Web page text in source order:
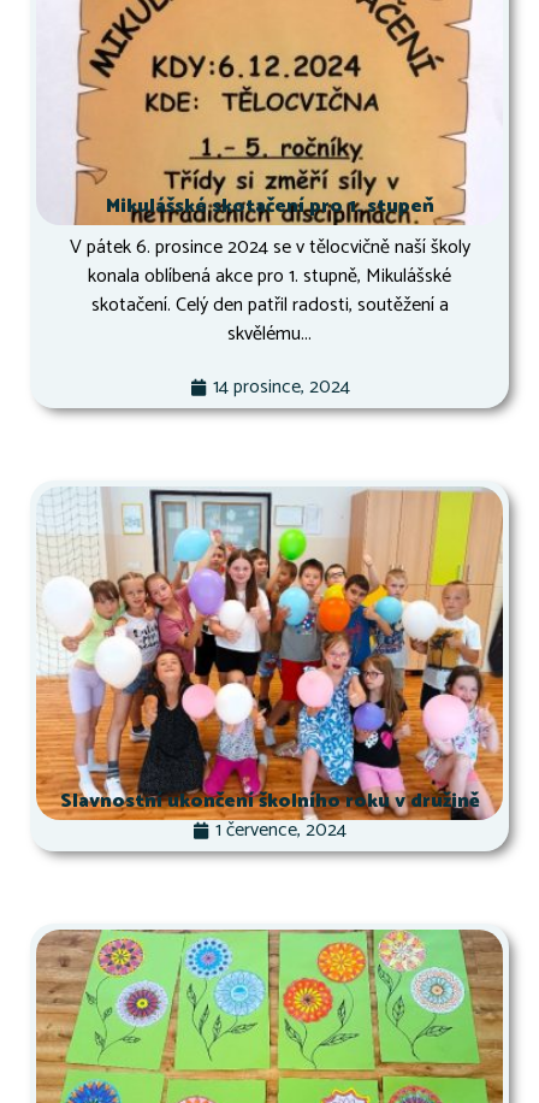
Mikulášské skotačení pro 1. stupeň
V pátek 6. prosince 2024 se v tělocvičně naší školy
konala oblíbená akce pro 1. stupně, Mikulášské
skotačení. Celý den patřil radosti, soutěžení a
skvělému...
14 prosince, 2024
Slavnostní ukončení školního roku v družině
1 července, 2024